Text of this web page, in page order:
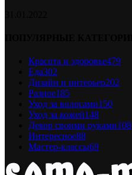
Красота и здоровье479
Еда302
Дизайн и интерьер202
Разное185
Уход за волосами150
Уход за кожей148
Декор своими руками108
Интересное88
Мастер-классы69